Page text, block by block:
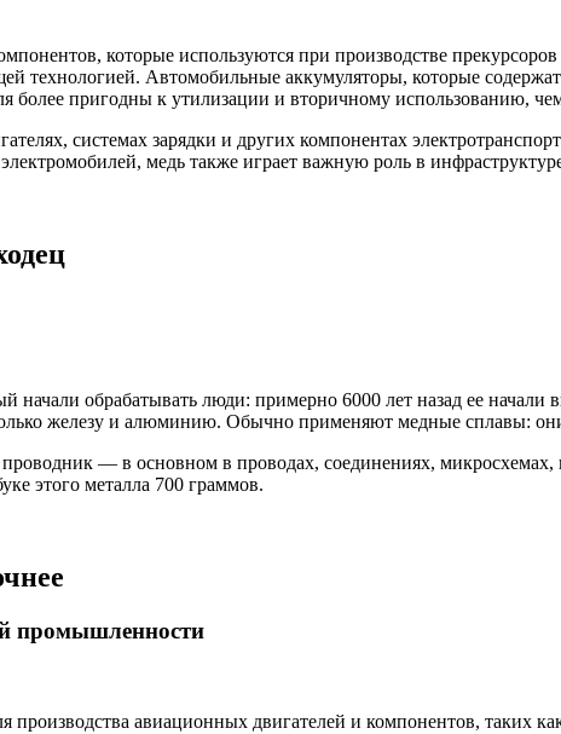
которые используются при производстве
технологией. Автомобильные аккумуляторы, которые
более пригодны к утилизации и вторичному использованию,
системах зарядки и других компонентах
медь также играет важную роль в
обрабатывать люди: примерно 6000 лет назад ее
железу и алюминию. Обычно применяют медные сплавы:
— в основном в проводах, соединениях,
этого металла 700 граммов.
промышленности
авиационных двигателей и компонентов, таких